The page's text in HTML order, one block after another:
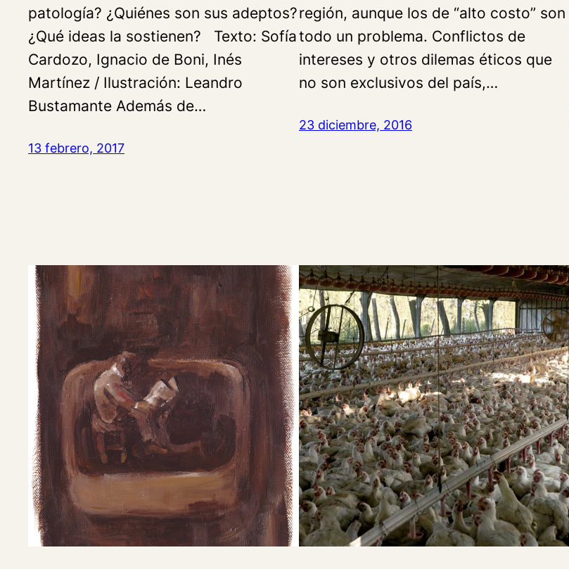
patología? ¿Quiénes son sus adeptos?
¿Qué ideas la sostienen? Texto: Sofía
Cardozo, Ignacio de Boni, Inés
Martínez / Ilustración: Leandro
Bustamante Además de…
13 febrero, 2017
región, aunque los de “alto costo” son
todo un problema. Conflictos de
intereses y otros dilemas éticos que
no son exclusivos del país,…
23 diciembre, 2016